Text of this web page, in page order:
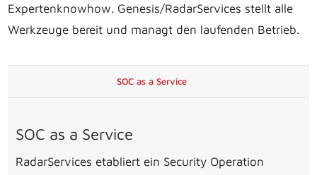
Expertenknowhow. Genesis/RadarServices stellt alle
Werkzeuge bereit und managt den laufenden Betrieb.
SOC as a Service
SOC as a Service
RadarServices etabliert ein Security Operation